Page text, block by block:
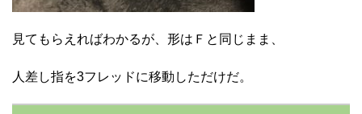
見てもらえればわかるが、形はＦと同じまま、
人差し指を3フレッドに移動しただけだ。